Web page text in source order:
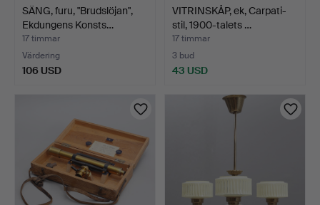
SÄNG, furu, "Brudslöjan",
Ekdungens Konsts…
17 timmar
Värdering
106 USD
VITRINSKÅP, ek, Carpati-
stil, 1900-talets …
17 timmar
3 bud
43 USD